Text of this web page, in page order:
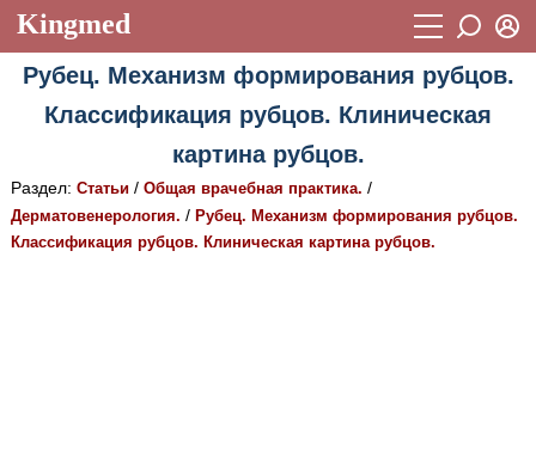
Kingmed
Учебный материал
Видеогалерея 899
Истории болезней 1268
Восстановить пароль
Рубец. Механизм формирования рубцов.
Классификация рубцов. Клиническая
картина рубцов.
Раздел: Статьи/ Общая врачебная практика. /
Дерматовенерология. / Рубец. Механизм формирования рубцов.
Классификация рубцов. Клиническая картина рубцов.